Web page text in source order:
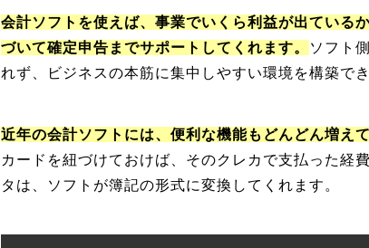
会計ソフトを使えば、事業でいくら利益が出ている
づいて確定申告までサポートしてくれます。
ソフト
れず、ビジネスの本筋に集中しやすい環境を構築でき
近年の会計ソフトには、便利な機能もどんどん増えて
カードを紐づけておけば、そのクレカで支払った経
タは、ソフトが簿記の形式に変換してくれます。